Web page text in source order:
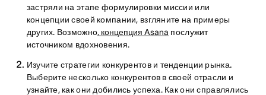
застряли на этапе формулировки миссии или
концепции своей компании, взгляните на примеры
других. Возможно, концепция Asana послужит
источником вдохновения.
Изучите стратегии конкурентов и тенденции рынка.
Выберите несколько конкурентов в своей отрасли и
узнайте, как они добились успеха. Как они справлялись